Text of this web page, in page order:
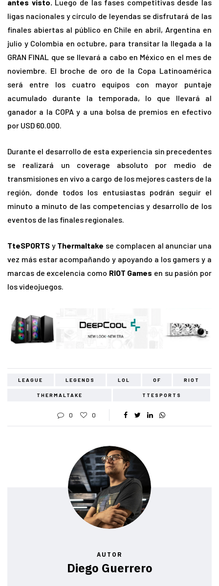
antes visto. Luego de las fases competitivas desde las
ligas nacionales y círculo de leyendas se disfrutará de las
finales abiertas al público en Chile en abril, Argentina en
julio y Colombia en octubre, para transitar la llegada a la
GRAN FINAL que se llevará a cabo en México en el mes de
noviembre. El broche de oro de la Copa Latinoamérica
será entre los cuatro equipos con mayor puntaje
acumulado durante la temporada, lo que llevará al
ganador a la COPA y a una bolsa de premios en efectivo
por USD 60.000.
Durante el desarrollo de esta experiencia sin precedentes
se realizará un coverage absoluto por medio de
transmisiones en vivo a cargo de los mejores casters de la
región, donde todos los entusiastas podrán seguir el
minuto a minuto de las competencias y desarrollo de los
eventos de las finales regionales.
TteSPORTS y Thermaltake se complacen al anunciar una
vez más estar acompañando y apoyando a los gamers y a
marcas de excelencia como RIOT Games en su pasión por
los videojuegos.
LEAGUE LEGENDS LOL OF RIOT
THERMALTAKE TTESPORTS
0 0
AUTOR
Diego Guerrero